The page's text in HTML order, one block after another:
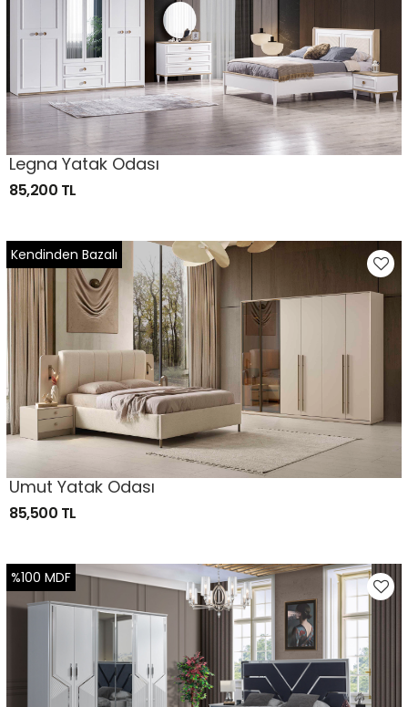
Legna Yatak Odası
85,200 TL
Kendinden Bazalı
Umut Yatak Odası
85,500 TL
%100 MDF